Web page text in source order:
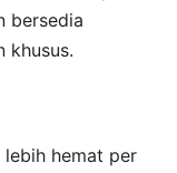
bersedia
khusus.
lebih hemat per